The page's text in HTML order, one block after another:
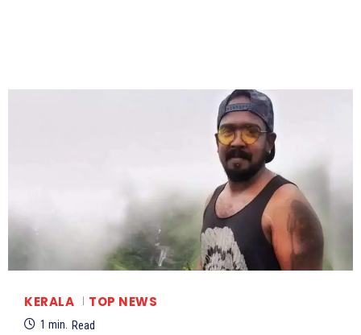
KERALA TOP NEWS
1 min. Read